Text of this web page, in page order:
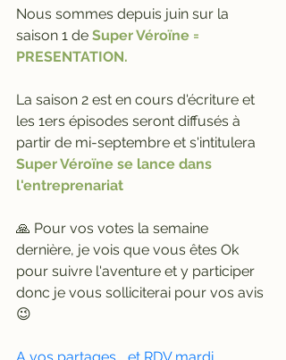
Nous sommes depuis juin sur la
saison 1 de Super Véroïne =
PRESENTATION.
La saison 2 est en cours d'écriture et
les 1ers épisodes seront diffusés à
partir de mi-septembre et s'intitulera
Super Véroïne se lance dans
l'entreprenariat
🙏 Pour vos votes la semaine
dernière, je vois que vous êtes Ok
pour suivre l'aventure et y participer
donc je vous solliciterai pour vos avis
😉